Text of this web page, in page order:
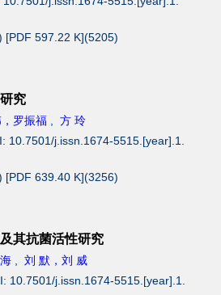
[PDF 597.22 K](5205)
究
罗振福 , 方 玲
10.7501/j.issn.1674-5515.[year].1.
[PDF 639.40 K](3256)
其抗菌活性研究
, 刘 默，刘 威
10.7501/j.issn.1674-5515.[year].1.